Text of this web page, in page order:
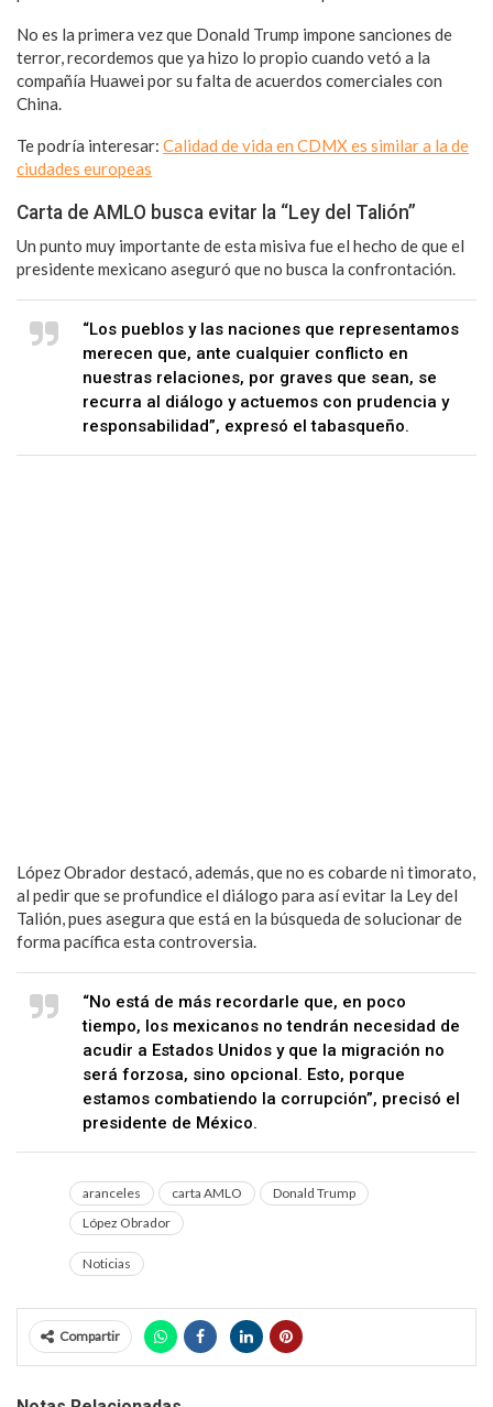
No es la primera vez que Donald Trump impone sanciones de
terror, recordemos que ya hizo lo propio cuando vetó a la
compañía Huawei por su falta de acuerdos comerciales con
China.
Te podría interesar: Calidad de vida en CDMX es similar a la de
ciudades europeas
Carta de AMLO busca evitar la “Ley del Talión”
Un punto muy importante de esta misiva fue el hecho de que el
presidente mexicano aseguró que no busca la confrontación.
“Los pueblos y las naciones que representamos
merecen que, ante cualquier conflicto en
nuestras relaciones, por graves que sean, se
recurra al diálogo y actuemos con prudencia y
responsabilidad”, expresó el tabasqueño.
López Obrador destacó, además, que no es cobarde ni timorato,
al pedir que se profundice el diálogo para así evitar la Ley del
Talión, pues asegura que está en la búsqueda de solucionar de
forma pacífica esta controversia.
“No está de más recordarle que, en poco
tiempo, los mexicanos no tendrán necesidad de
acudir a Estados Unidos y que la migración no
será forzosa, sino opcional. Esto, porque
estamos combatiendo la corrupción”, precisó el
presidente de México.
aranceles carta AMLO
Donald Trump
López Obrador
Noticias
Compartir